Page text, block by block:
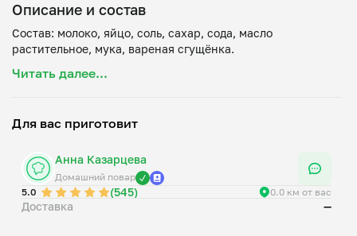
Описание и состав
Состав: молоко, яйцо, соль, сахар, сода, масло
Читать далее...
Для вас приготовит
Анна Казарцева
Домашний повар
5.0
(545) 0.0 км от вас
Доставка —